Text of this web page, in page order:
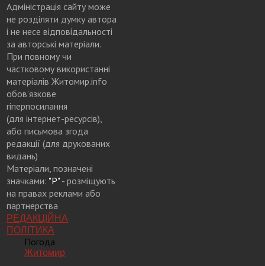
Адміністрація сайту може
не розділяти думку автора
і не несе відповідальності
за авторські матеріали.
При повному чи
частковому використанні
матеріалів Житомир.info
обов’язкове
гіперпосилання
(для інтернет-ресурсів),
або письмова згода
редакції (для друкованих
видань)
Матеріали, позначені
значками: "Р"- розміщують
на правах реклами або
партнерства
РЕДАКЦІЙНА
ПОЛІТИКА
Погода
Житомир